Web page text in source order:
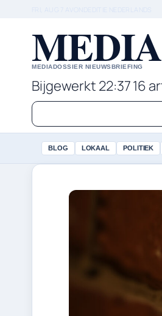
FRI, AUG 7 AVONDEDITIE NEDERLANDS
MEDIADOSSIER NIEUWSBRIEFING
Bijgewerkt 22:3716
BLOG LOKAAL POLITIEK